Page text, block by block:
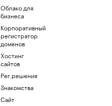
Облако для
бизнеса
Корпоративный
регистратор
доменов
Хостинг
сайтов
Рег.решения
Знакомства
Сайт